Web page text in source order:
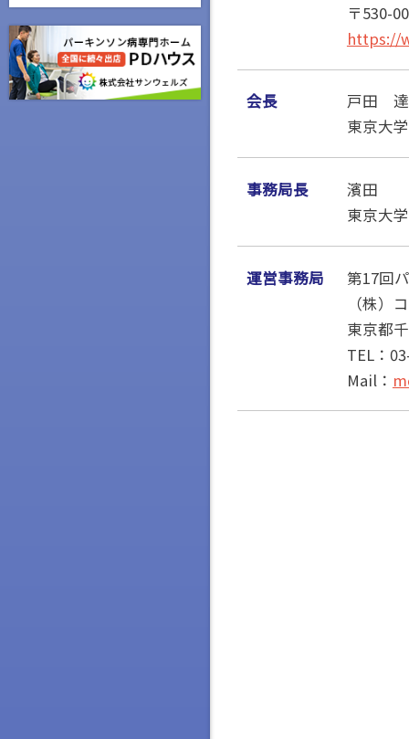
〒530-
https://
会長
戸田
東京大
事務局長
濱田
東京大
運営事務局
第17回
（株）
東京都
TEL：
Mail：